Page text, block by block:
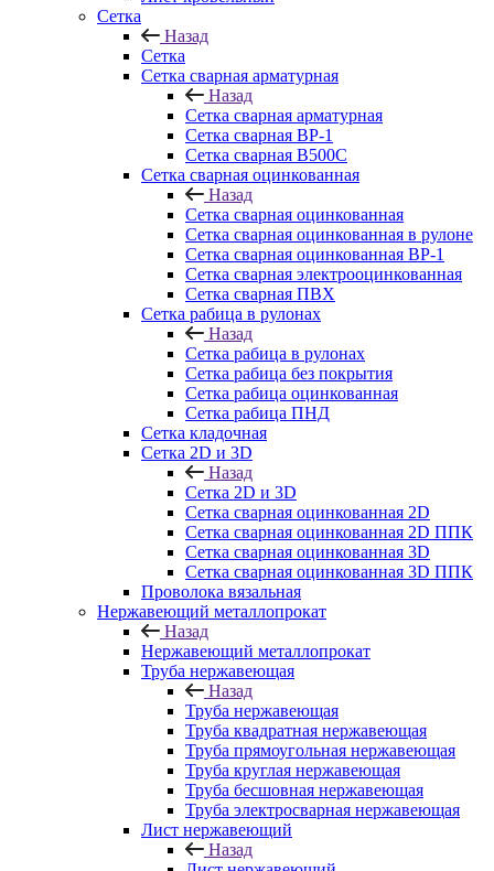
Сетка
Назад
Сетка
Сетка сварная арматурная
Назад
Сетка сварная арматурная
Сетка сварная ВР-1
Сетка сварная В500С
Сетка сварная оцинкованная
Назад
Сетка сварная оцинкованная
Сетка сварная оцинкованная в рулоне
Сетка сварная оцинкованная ВР-1
Сетка сварная электрооцинкованная
Сетка сварная ПВХ
Сетка рабица в рулонах
Назад
Сетка рабица в рулонах
Сетка рабица без покрытия
Сетка рабица оцинкованная
Сетка рабица ПНД
Сетка кладочная
Сетка 2D и 3D
Назад
Сетка 2D и 3D
Сетка сварная оцинкованная 2D
Сетка сварная оцинкованная 2D ППК
Сетка сварная оцинкованная 3D
Сетка сварная оцинкованная 3D ППК
Проволока вязальная
Нержавеющий металлопрокат
Назад
Нержавеющий металлопрокат
Труба нержавеющая
Назад
Труба нержавеющая
Труба квадратная нержавеющая
Труба прямоугольная нержавеющая
Труба круглая нержавеющая
Труба бесшовная нержавеющая
Труба электросварная нержавеющая
Лист нержавеющий
Назад